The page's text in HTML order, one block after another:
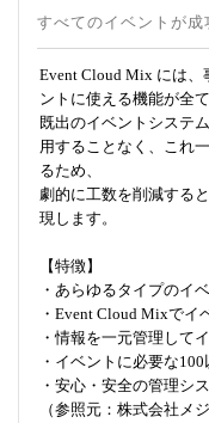
すべてのイベントが成
Event Cloud Mix には
ントに使える機能が全
既出のイベントシステ
用することなく、これ
るため、
劇的に工数を削減する
現します。
【特徴】
・あらゆるタイプのイ
・Event Cloud Mixでイ
・情報を一元管理して
・イベントに必要な
・安心・安全の管理シ
（参照元：株式会社メ